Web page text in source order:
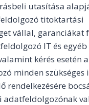
utasítása
titoktartási
vállal, garanciákat
IT és
kérés esetén
minden
rendelkezésére
adatfeldolgozónak